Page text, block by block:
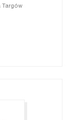
Targów